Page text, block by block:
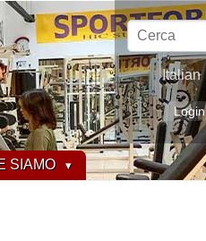
Cerca
Italian
Login
SIAMO